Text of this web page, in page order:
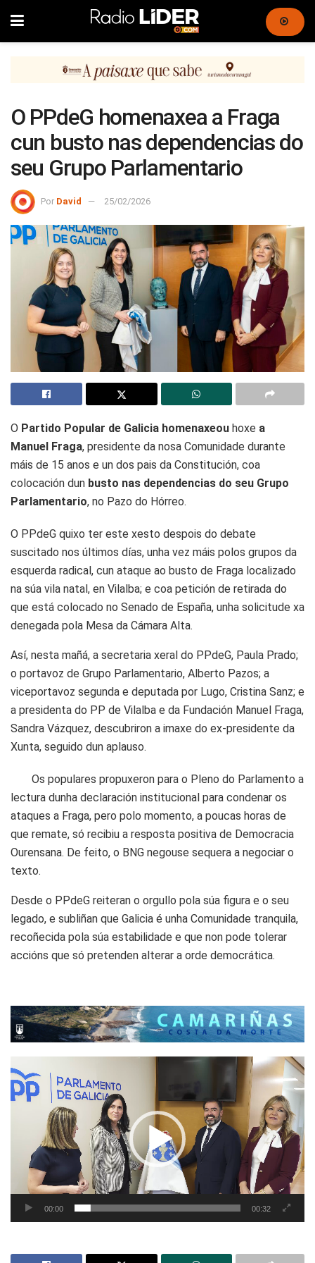
O PPdeG homenaxea a Fraga
cun busto nas dependencias do
seu Grupo Parlamentario
Por David 25/02/2026
O Partido Popular de Galicia homenaxeou hoxe a
Manuel Fraga, presidente da nosa Comunidade durante
máis de 15 anos e un dos pais da Constitución, coa
colocación dun busto nas dependencias do seu Grupo
Parlamentario, no Pazo do Hórreo.
O PPdeG quixo ter este xesto despois do debate
suscitado nos últimos días, unha vez máis polos grupos da
esquerda radical, cun ataque ao busto de Fraga localizado
na súa vila natal, en Vilalba; e coa petición de retirada do
que está colocado no Senado de España, unha solicitude xa
denegada pola Mesa da Cámara Alta.
Así, nesta mañá, a secretaria xeral do PPdeG, Paula Prado;
o portavoz de Grupo Parlamentario, Alberto Pazos; a
viceportavoz segunda e deputada por Lugo, Cristina Sanz; e
a presidenta do PP de Vilalba e da Fundación Manuel Fraga,
Sandra Vázquez, descubriron a imaxe do ex-presidente da
Xunta, seguido dun aplauso.
Os populares propuxeron para o Pleno do Parlamento a
lectura dunha declaración institucional para condenar os
ataques a Fraga, pero polo momento, a poucas horas de
que remate, só recibiu a resposta positiva de Democracia
Ourensana. De feito, o BNG negouse sequera a negociar o
texto.
Desde o PPdeG reiteran o orgullo pola súa figura e o seu
legado, e subliñan que Galicia é unha Comunidade tranquila,
recoñecida pola súa estabilidade e que non pode tolerar
accións que só pretenden alterar a orde democrática.
Reproductor
de
vídeo
00:00 00:32